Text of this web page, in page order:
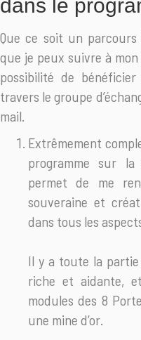
dans le
Que ce soit un
que je peux suivre à
possibilité de
travers le groupe
mail.
Extrêmement
programme sur
permet de me
souveraine et
dans tous les
Il y a toute la
riche et aidante,
modules des 8
une mine d’or.